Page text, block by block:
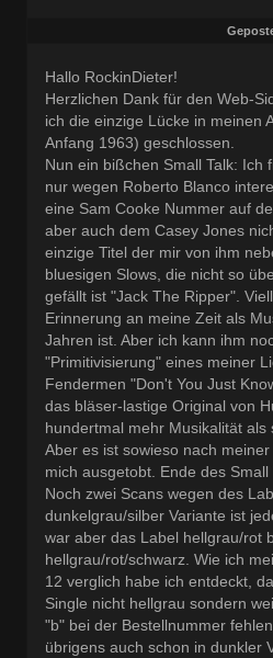
Hallo RockinDieter!
Herzlichen Dank für den Web-
ich die einzige Lücke in meinen
Anfang 1963) geschlossen.
Nun ein bißchen Small Talk: Ich
nur wegen Roberto Blanco
eine Sam Cooke Nummer auf
aber auch dem Casey Jones
einzige Titel der mir von ihm
bluesigen Slows, die nicht so
gefällt ist "Jack The Ripper".
Erinnerung an meine Zeit als
Jahren ist. Aber ich kann ihm
"Primitivisierung" eines meiner
Fendermen "Don't You Just
das bläser-lastige Original von
hundertmal mehr Musikalität als
Aber es ist sowieso nach
mich ausgetobt. Ende des Small
Noch zwei Scans wegen des
dunkelgrau/silber Variante ist
war aber das Label hellgrau/rot
hellgrau/rot/schwarz. Wie ich
12 verglich habe ich entdeckt,
Single nicht hellgrau sondern
"b" bei der Bestellnummer
übrigens auch schon in dunkler